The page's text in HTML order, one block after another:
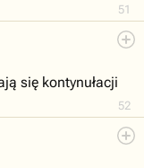
51
52
się kontynułacji